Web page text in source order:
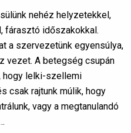
nehéz helyzetekkel,
fárasztó időszakokkal.
a szervezetünk egyensúlya,
vezet. A betegség csupán
hogy lelki-szellemi
csak rajtunk múlik, hogy
vagy a megtanulandó